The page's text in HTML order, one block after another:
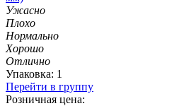
Ужасно
Плохо
Нормально
Хорошо
Отлично
Упаковка: 1
Перейти в группу
Розничная цена: